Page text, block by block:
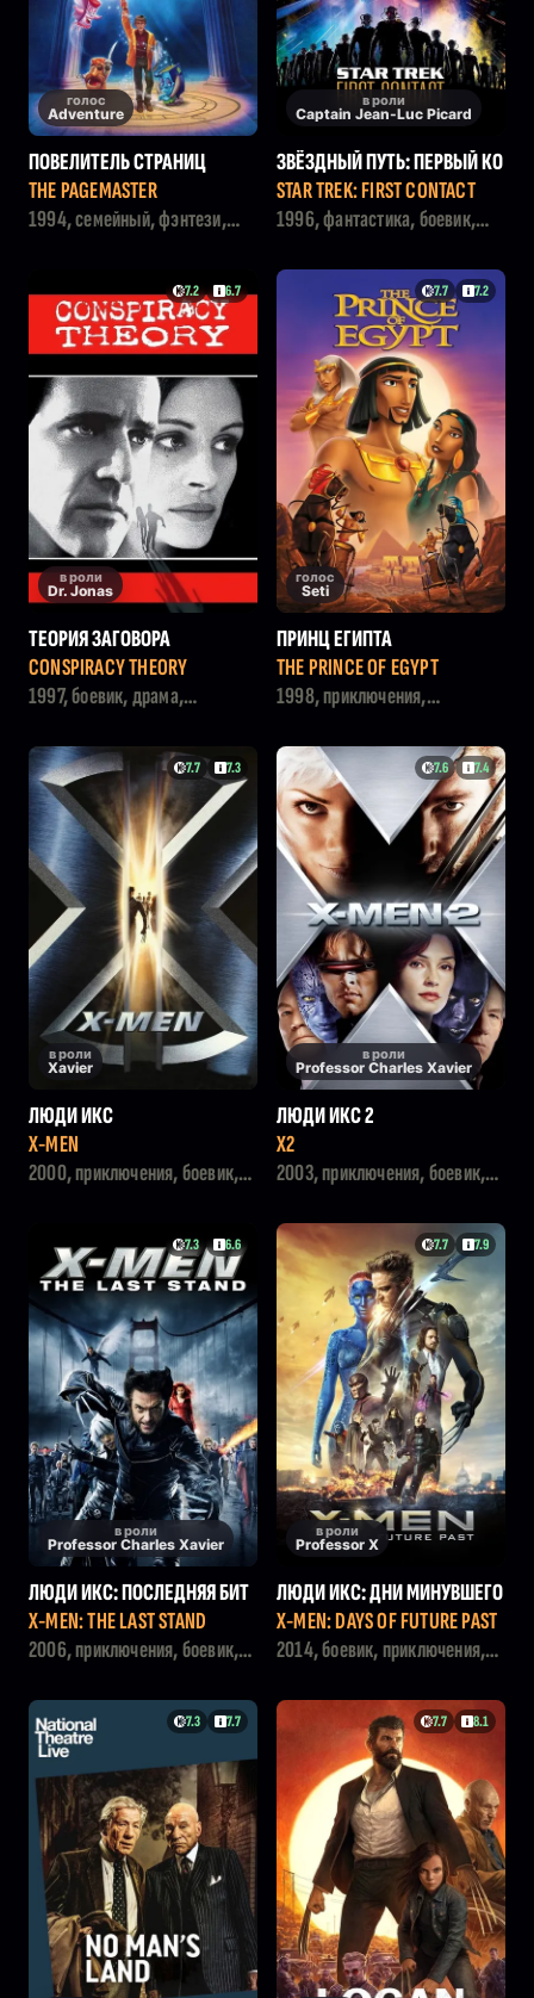
голос
Adventure
ПОВЕЛИТЕЛЬ СТРАНИЦ
THE PAGEMASTER
1994, семейный, фэнтези,
в роли
Captain Jean-Luc Picard
ЗВЁЗДНЫЙ ПУТЬ: ПЕРВЫЙ КО
НТАКТ
STAR TREK: FIRST CONTACT
1996, фантастика, боевик,
7.2 6.7
в роли
Dr. Jonas
ТЕОРИЯ ЗАГОВОРА
CONSPIRACY THEORY
1997, боевик, драма,
7.7 7.2
голос
Seti
ПРИНЦ ЕГИПТА
THE PRINCE OF EGYPT
1998, приключения,
семейный
7.7 7.3
в роли
Xavier
ЛЮДИ ИКС
X-MEN
2000, приключения, боевик,
7.6 7.4
в роли
Professor Charles Xavier
ЛЮДИ ИКС 2
X2
2003, приключения, боевик,
7.3 6.6
в роли
Professor Charles Xavier
ЛЮДИ ИКС: ПОСЛЕДНЯЯ БИТ
ВА
X-MEN: THE LAST STAND
2006, приключения, боевик,
7.7 7.9
в роли
Professor X
ЛЮДИ ИКС: ДНИ МИНУВШЕГО
БУДУЩЕГО
X-MEN: DAYS OF FUTURE PAST
2014, боевик, приключения,
7.3 7.7 7.7 8.1